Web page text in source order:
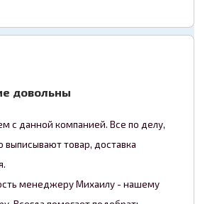
довольны
с данной компанией. Все по делу,
выписывают товар, доставка
менеджеру Михаилу - нашему